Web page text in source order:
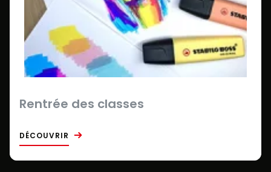
Rentrée des classes
DÉCOUVRIR